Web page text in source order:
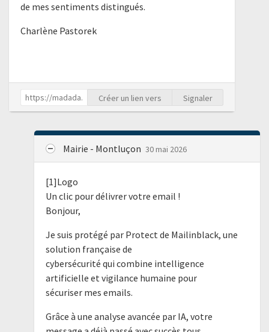
de mes sentiments distingués.
Charlène Pastorek
Créer un lien vers Signaler
Mairie - Montluçon 30 mai 2026
[1]Logo
Un clic pour délivrer votre email !
Bonjour,
Je suis protégé par Protect de Mailinblack, une
solution française de
cybersécurité qui combine intelligence
artificielle et vigilance humaine pour
sécuriser mes emails.
Grâce à une analyse avancée par IA, votre